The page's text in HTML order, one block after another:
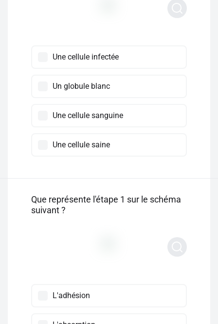
Une cellule infectée
Un globule blanc
Une cellule sanguine
Une cellule saine
Que représente l'étape 1 sur le schéma
suivant ?
L'adhésion